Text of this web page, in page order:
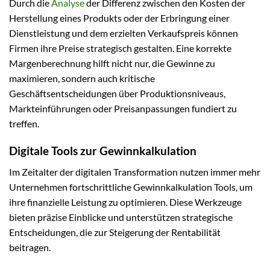
Durch dieAnalyseder Differenz zwischen den Kosten der
Herstellung eines Produkts oder der Erbringung einer
Dienstleistung und dem erzielten Verkaufspreis können
Firmen ihre Preise strategisch gestalten. Eine korrekte
Margenberechnung hilft nicht nur, die Gewinne zu
maximieren, sondern auch kritische
Geschäftsentscheidungen über Produktionsniveaus,
Markteinführungen oder Preisanpassungen fundiert zu
treffen.
Digitale Tools zur Gewinnkalkulation
Im Zeitalter der digitalen Transformation nutzen immer mehr
Unternehmen fortschrittliche Gewinnkalkulation Tools, um
ihre finanzielle Leistung zu optimieren. Diese Werkzeuge
bieten präzise Einblicke und unterstützen strategische
Entscheidungen, die zur Steigerung der Rentabilität
beitragen.